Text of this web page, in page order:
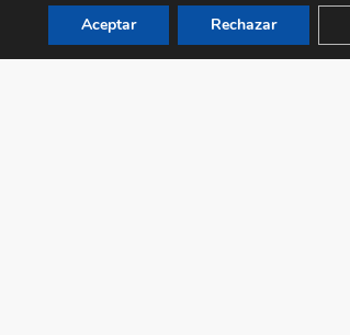
Aceptar Rechazar